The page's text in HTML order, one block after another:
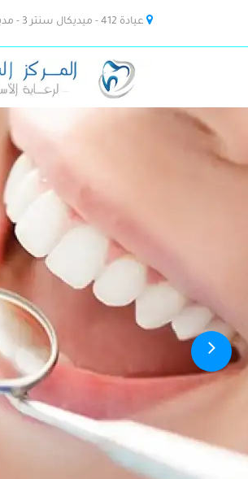
عيادة 412 - ميديكال سنتر 3 - مدينة نصر